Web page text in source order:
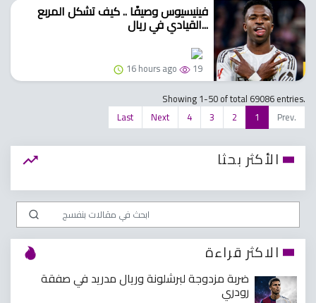
فينيسيوس وصيفًا .. كيف تشكل المربع
القيادي في ريال...
16 hours ago
19
Showing 1-50 of total 69086 entries.
Prev.
1
2
3
4
Next
Last
الأكثر بحثا
الاكثر قراءة
ضربة مزدوجة لبرشلونة وريال مدريد في صفقة
رودري